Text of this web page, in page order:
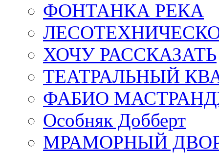
ФОНТАНКА РЕКА
ХОЧУ РАССКАЗАТЬ
ТЕАТРАЛЬНЫЙ
ФАБИО
Особняк Добберт
МРАМОРНЫЙ